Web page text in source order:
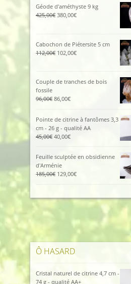
initial
115,00€.
est :
Géode d'améthyste 9 kg
425,00€ Le
425,00€.
380,00€Le
est :
380,00€.
Cabochon de Piétersite 5 cm
112,00€ Le
112,00€.
102,00€Le
102,00€.
Couple de tranches de bois
fossile
96,00€ Le
était :
96,00€.
86,00€Le
actuel
est :
86,00€.
Pointe de citrine à fantômes 3,3
cm - 26 g - qualité AA
45,00€ Le
était :
45,00€.
40,00€Le
actuel
est :
Feuille sculptée en obsidienne
d'Arménie
185,00€ Le
était :
129,00€Le
est :
Ô HASARD
Cristal naturel de citrine 4,7 cm -
74 g - qualité AA+